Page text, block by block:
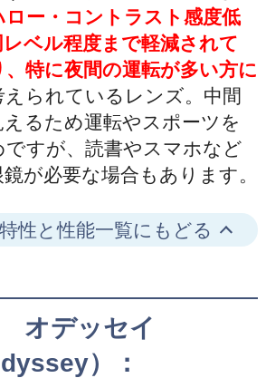
ロー・コントラスト感度低
ベル程度まで軽減されて
特に夜間の運転が多い方に
られているレンズ。中間
えるため運転やスポーツを
すが、読書やスマホなど
が必要な場合もあります。
特性と性能一覧にもどる
オデッセイ
）：